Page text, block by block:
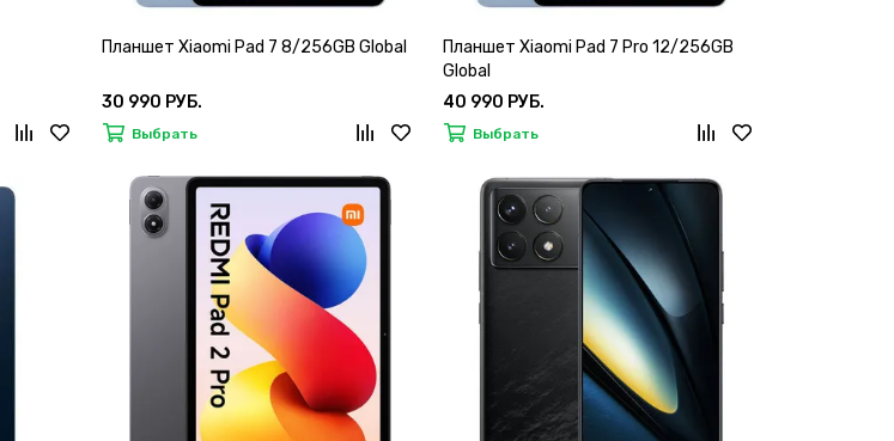
Планшет Xiaomi Pad 7 8/256GB Global
30 990 РУБ.
Выбрать
Планшет Xiaomi Pad 7 Pro 12/256GB
Global
40 990 РУБ.
Выбрать